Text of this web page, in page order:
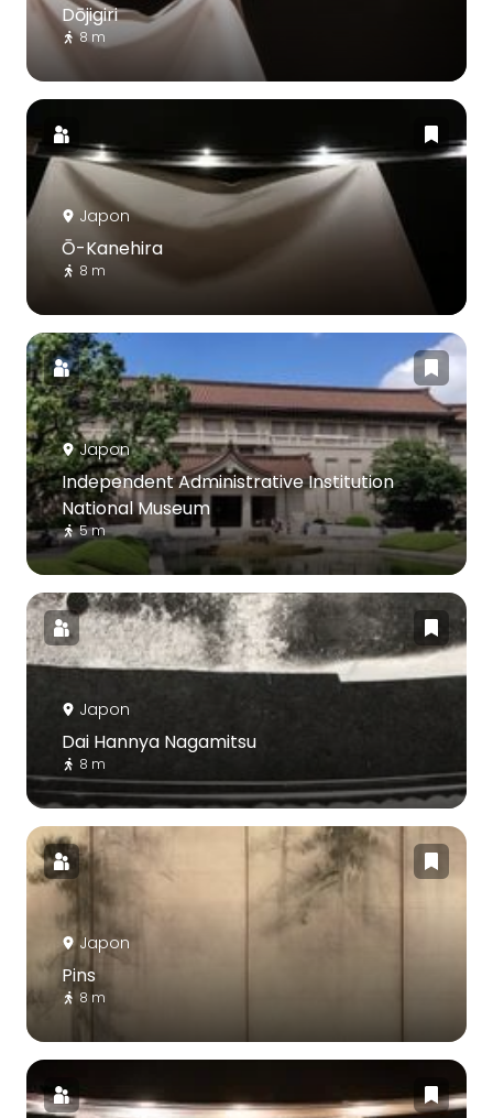
Dōjigiri
8 m
Japon
Ō-Kanehira
8 m
Japon
Independent Administrative Institution
National Museum
5 m
Japon
Dai Hannya Nagamitsu
8 m
Japon
Pins
8 m